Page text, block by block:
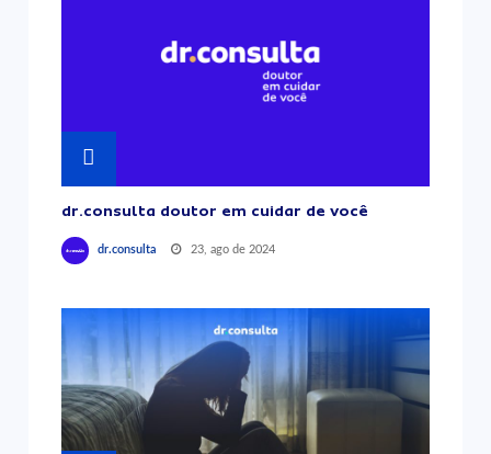
dr.consulta doutor em cuidar de você
dr.consulta 23, ago de 2024